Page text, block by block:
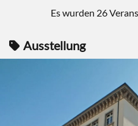
Es wurden 26
Ausstellung